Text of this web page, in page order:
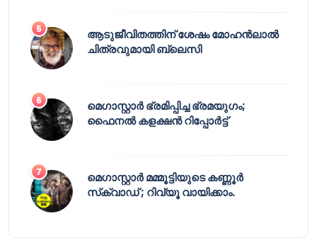
ആടുജീവിതത്തിന് ശേഷം മോഹൻലാൽ
ചിത്രവുമായി ബ്ലെസി
മെഗാസ്റ്റാർ ഭ്രമിപ്പിച്ച ഭ്രമയുഗം;
ഫൈനൽ കളക്ഷൻ റിപ്പോർട്ട്
മെഗാസ്റ്റാർ മമ്മൂട്ടിയുടെ കണ്ണൂർ
സ്‌ക്വാഡ് ; റിവ്യൂ വായിക്കാം.